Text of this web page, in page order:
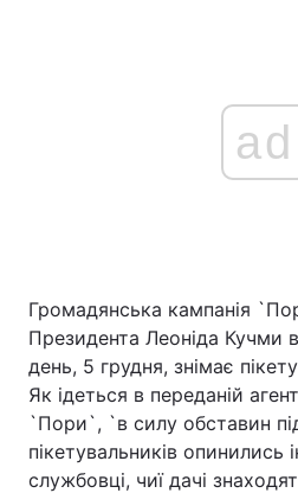
ad
Громадянська кампанія
Президента Леоніда Кучми
день, 5 грудня, знімає
Як ідеться в переданій
`Пори`, `в силу обставин
пікетувальників опинились
службовці, чиї дачі